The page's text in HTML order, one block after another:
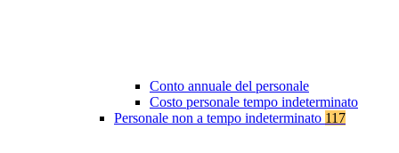
Conto annuale del personale
Costo personale tempo indeterminato
Personale non a tempo indeterminato 117